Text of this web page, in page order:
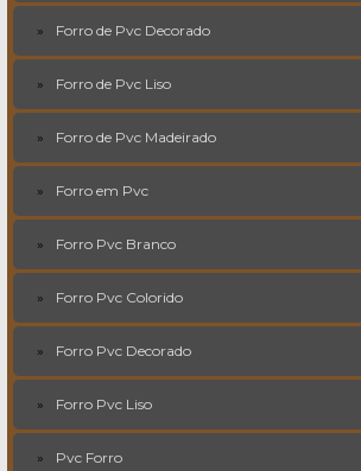
Forro de Pvc Decorado
Forro de Pvc Liso
Forro de Pvc Madeirado
Forro em Pvc
Forro Pvc Branco
Forro Pvc Colorido
Forro Pvc Decorado
Forro Pvc Liso
Pvc Forro